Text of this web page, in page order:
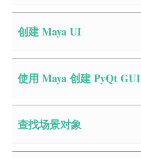
创建 Maya UI
使用 Maya 创建 PyQt GUI
查找场景对象